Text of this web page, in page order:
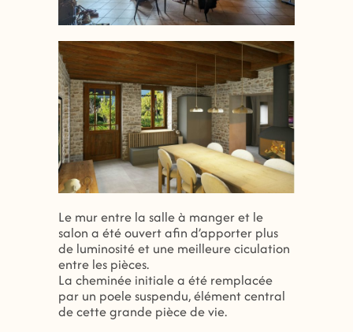
Le mur entre la salle à manger et le
salon a été ouvert afin d’apporter plus
de luminosité et une meilleure ciculation
entre les pièces.
La cheminée initiale a été remplacée
par un poele suspendu, élément central
de cette grande pièce de vie.